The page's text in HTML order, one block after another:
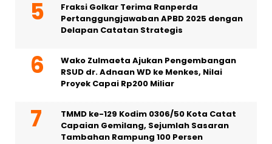
Fraksi Golkar Terima Ranperda
Pertanggungjawaban APBD 2025 dengan
Delapan Catatan Strategis
Wako Zulmaeta Ajukan Pengembangan
RSUD dr. Adnaan WD ke Menkes, Nilai
Proyek Capai Rp200 Miliar
TMMD ke-129 Kodim 0306/50 Kota Catat
Capaian Gemilang, Sejumlah Sasaran
Tambahan Rampung 100 Persen